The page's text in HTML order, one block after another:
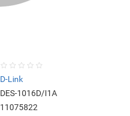
D-Link
DES-1016D/I1A
11075822